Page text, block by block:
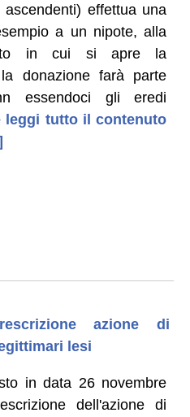
effettua una
a un nipote, alla
in cui si apre la
donazione farà parte
essendoci gli eredi
leggi tutto il contenuto
azione di
lesi
in data 26 novembre
dell'azione di